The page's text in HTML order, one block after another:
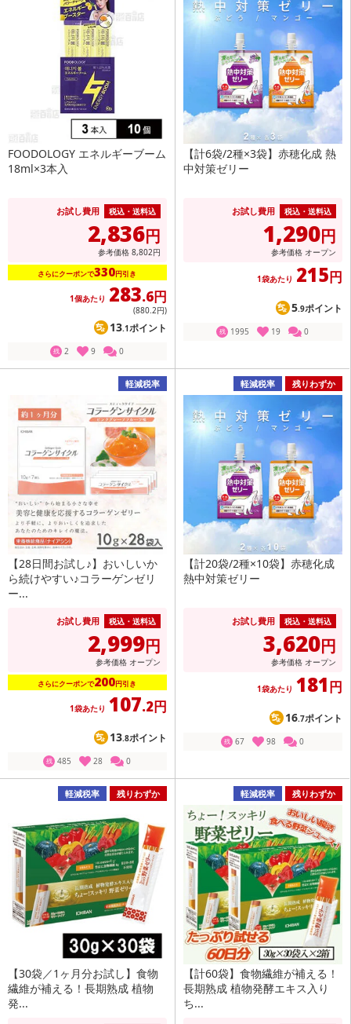
FOODOLOGY エネルギーブーム
18ml×3本入
お試し費用 税込・送料込
2,836円
参考価格 8,802円
さらにクーポンで330円引き
1個あたり 283.6円
(880.2円)
13.1ポイント
残 2 9 0
【計6袋/2種×3袋】赤穂化成 熱
中対策ゼリー
お試し費用 税込・送料込
1,290円
参考価格 オープン
1袋あたり 215円
5.9ポイント
残 1995 19 0
軽減税率
【28日間お試し♪】おいしいか
ら続けやすい♪コラーゲンゼリ
ー...
お試し費用 税込・送料込
2,999円
参考価格 オープン
さらにクーポンで200円引き
1袋あたり 107.2円
13.8ポイント
残 485 28 0
軽減税率 残りわずか
【計20袋/2種×10袋】赤穂化成
熱中対策ゼリー
お試し費用 税込・送料込
3,620円
参考価格 オープン
1袋あたり 181円
16.7ポイント
残 67 98 0
軽減税率 残りわずか
【30袋／1ヶ月分お試し】食物
繊維が補える！長期熟成 植物
発...
軽減税率 残りわずか
【計60袋】食物繊維が補える！
長期熟成 植物発酵エキス入り
ち...